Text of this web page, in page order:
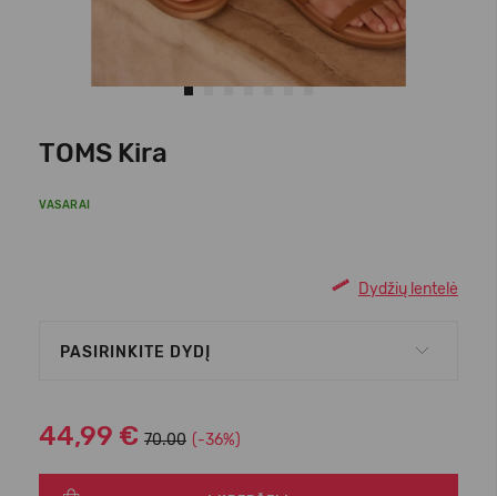
TOMS Kira
VASARAI
Dydžių lentelė
PASIRINKITE DYDĮ
44,99 € 70.00 (-36%)